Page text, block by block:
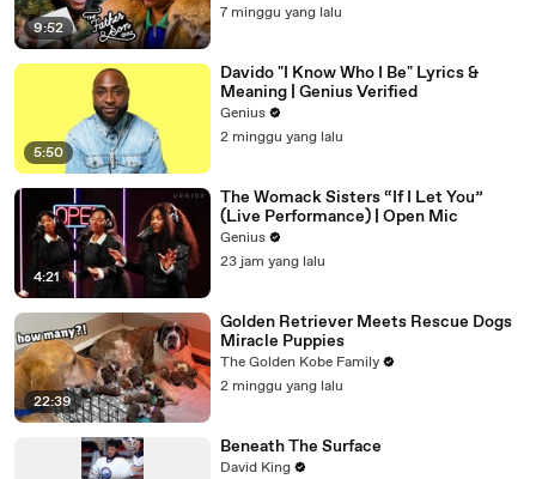
9:52
7 minggu yang lalu
5:50
Davido "I Know Who I Be" Lyrics &
Meaning | Genius Verified
Genius
2 minggu yang lalu
4:21
The Womack Sisters “If I Let You”
(Live Performance) | Open Mic
Genius
23 jam yang lalu
22:39
Golden Retriever Meets Rescue Dogs
Miracle Puppies
The Golden Kobe Family
2 minggu yang lalu
Beneath The Surface
David King